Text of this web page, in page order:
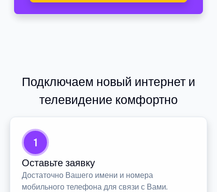
Подключаем новый интернет и
телевидение комфортно
1
Оставьте заявку
Достаточно Вашего имени и номера
мобильного телефона для связи с Вами.